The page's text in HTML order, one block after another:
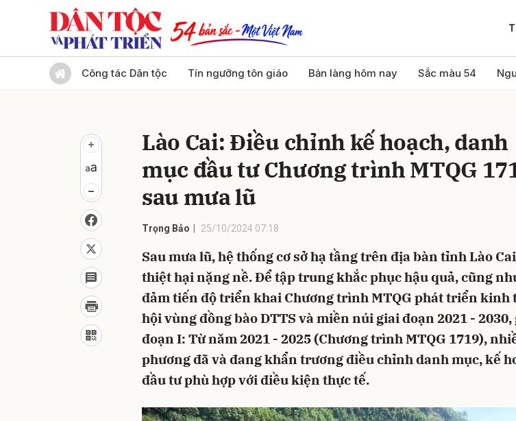
Công tác Dân tộc Tín ngưỡng tôn giáo Bản làng hôm nay Sắc màu 54
Lào Cai: Điều chỉnh kế hoạch, danh
mục đầu tư Chương trình MTQG
sau mưa lũ
Trọng Bảo 25/10/2024 07:18
Sau mưa lũ, hệ thống cơ sở hạ tầng trên địa bàn tỉnh Lào
thiệt hại nặng nề. Để tập trung khắc phục hậu quả, cũng
đảm tiến độ triển khai Chương trình MTQG phát triển kinh
hội vùng đồng bào DTTS và miền núi giai đoạn 2021 - 2030,
đoạn I: Từ năm 2021 - 2025 (Chương trình MTQG 1719),
phương đã và đang khẩn trương điều chỉnh danh mục, kế
đầu tư phù hợp với điều kiện thực tế.
Gửi bình luận